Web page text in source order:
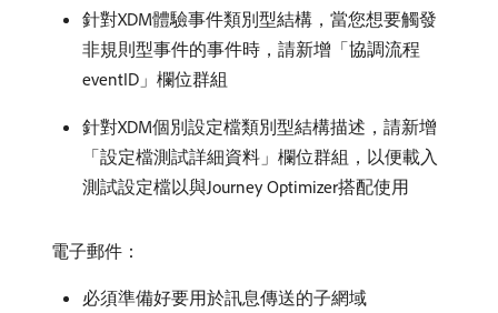
針對XDM體驗事件類別型結構，當您想要觸發
非規則型事件的事件時，請新增「協調流程
eventID」欄位群組
針對XDM個別設定檔類別型結構描述，請新增
「設定檔測試詳細資料」欄位群組，以便載入
測試設定檔以與Journey Optimizer搭配使用
電子郵件：
必須準備好要用於訊息傳送的子網域